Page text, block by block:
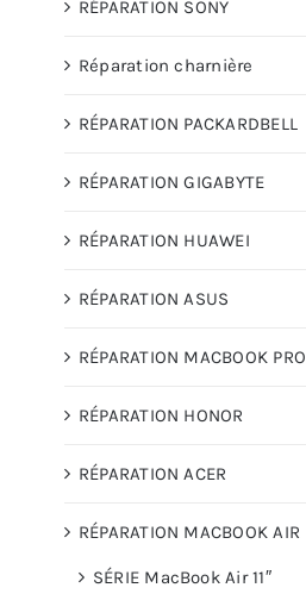
RÉPARATION SONY
Réparation charnière
RÉPARATION PACKARDBELL
RÉPARATION GIGABYTE
RÉPARATION HUAWEI
RÉPARATION ASUS
RÉPARATION MACBOOK PRO
RÉPARATION HONOR
RÉPARATION ACER
RÉPARATION MACBOOK AIR
SÉRIE MacBook Air 11″